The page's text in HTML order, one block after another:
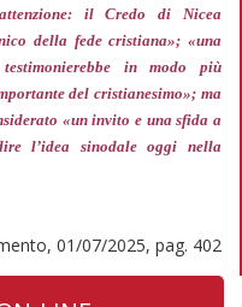
il Credo di Nicea
della fede cristiana»; «una
in modo più
del cristianesimo»; ma
«un invito e una sfida a
l’idea sinodale oggi nella
01/07/2025, pag. 402